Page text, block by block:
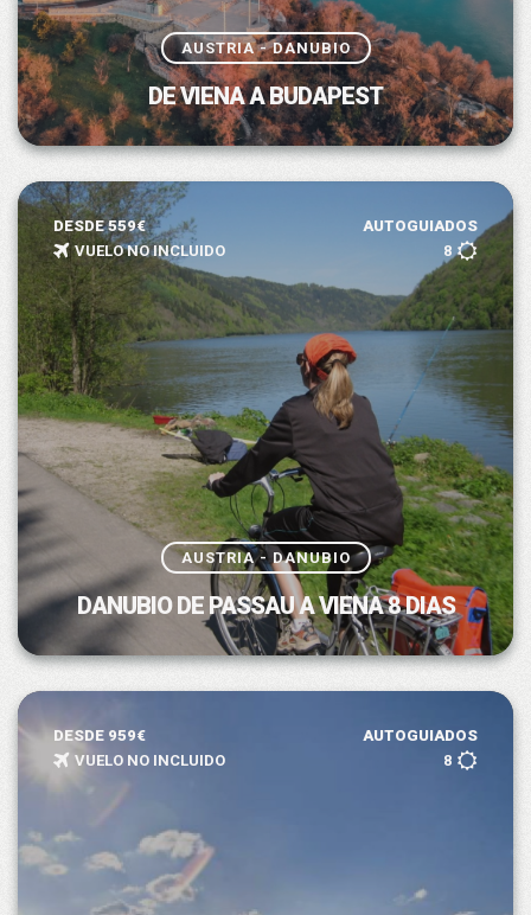
AUSTRIA - DANUBIO
DE VIENA A BUDAPEST
DESDE 559€
AUTOGUIADOS
VUELO NO INCLUIDO
8
AUSTRIA - DANUBIO
DANUBIO DE PASSAU A VIENA 8 DIAS
DESDE 959€
AUTOGUIADOS
VUELO NO INCLUIDO
8